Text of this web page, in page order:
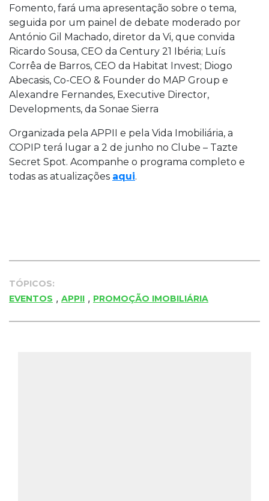
Fomento, fará uma apresentação sobre o tema,
seguida por um painel de debate moderado por
António Gil Machado, diretor da Vi, que convida
Ricardo Sousa, CEO da Century 21 Ibéria; Luís
Corrêa de Barros, CEO da Habitat Invest; Diogo
Abecasis, Co-CEO & Founder do MAP Group e
Alexandre Fernandes, Executive Director,
Developments, da Sonae Sierra
Organizada pela APPII e pela Vida Imobiliária, a
COPIP terá lugar a 2 de junho no Clube – Tazte
Secret Spot. Acompanhe o programa completo e
todas as atualizações aqui.
TÓPICOS:
EVENTOS , APPII , PROMOÇÃO IMOBILIÁRIA